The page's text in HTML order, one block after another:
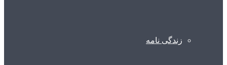
زندگی نامه